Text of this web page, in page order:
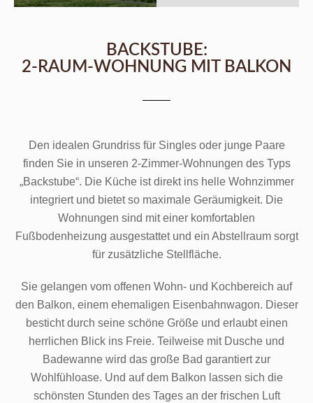
BACKSTUBE:
2-RAUM-WOHNUNG MIT BALKON
Den idealen Grundriss für Singles oder junge Paare
finden Sie in unseren 2-Zimmer-Wohnungen des Typs
„Backstube“. Die Küche ist direkt ins helle Wohnzimmer
integriert und bietet so maximale Geräumigkeit. Die
Wohnungen sind mit einer komfortablen
Fußbodenheizung ausgestattet und ein Abstellraum sorgt
für zusätzliche Stellfläche.
Sie gelangen vom offenen Wohn- und Kochbereich auf
den Balkon, einem ehemaligen Eisenbahnwagon. Dieser
besticht durch seine schöne Größe und erlaubt einen
herrlichen Blick ins Freie. Teilweise mit Dusche und
Badewanne wird das große Bad garantiert zur
Wohlfühloase. Und auf dem Balkon lassen sich die
schönsten Stunden des Tages an der frischen Luft